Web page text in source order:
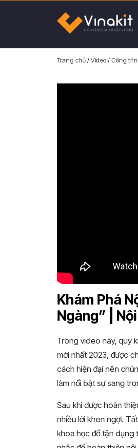
Trang chủ/Video/ Công
Khám Phá
Ngàng” |
Trong video này, quý
mới nhất 2023, được
cách hiện đại nên
làm nổi bật sự sang
Sau khi được hoàn
nhiều lời khen ngợi.
khoa học để tận dụng